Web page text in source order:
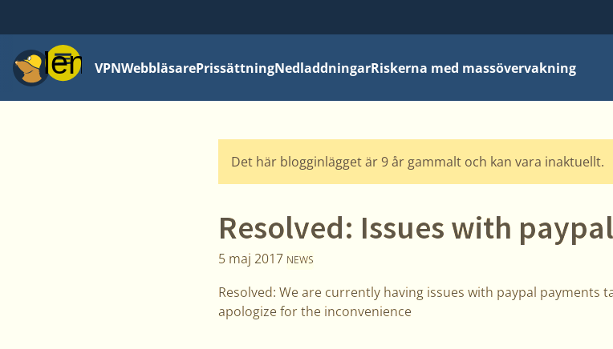
MenyVPNWebbläsarePrissättningNedladdningarRiskerna med massövervakning
Det här blogginlägget är 9 år gammalt och kan vara inaktuellt.
Resolved: Issues with
5 maj 2017 NEWS
Resolved: We are currently having issues with paypal payments
apologize for the inconvenience